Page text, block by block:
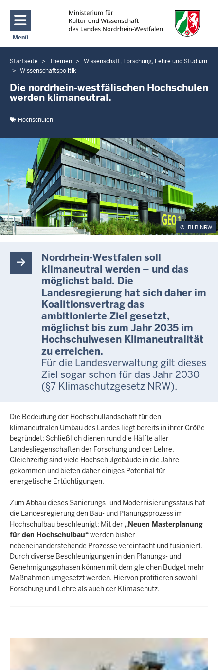
Direkt zum Inhalt
Menü
Navigation aktivieren/deaktivieren: Main Menu
Sie
befinden
sich
hier
Startseite Themen
Wissenschaft, Forschung, Lehre und Studium
Wissenschaftspolitik
Die nordrhein-westfälischen Hochschulen
werden klimaneutral.
Hochschulen
© BLB NRW
Nordrhein-Westfalen soll
klimaneutral werden – und das
möglichst bald. Die
Landesregierung hat sich daher im
Koalitionsvertrag das
ambitionierte Ziel gesetzt,
möglichst bis zum Jahr 2035 im
Hochschulwesen Klimaneutralität
zu erreichen.
Für die Landesverwaltung gilt dieses
Ziel sogar schon für das Jahr 2030
(§7 Klimaschutzgesetz NRW).
Die Bedeutung der Hochschullandschaft für den
klimaneutralen Umbau des Landes liegt bereits in ihrer Größe
begründet: Schließlich dienen rund die Hälfte aller
Landesliegenschaften der Forschung und der Lehre.
Gleichzeitig sind viele Hochschulgebäude in die Jahre
gekommen und bieten daher einiges Potential für
energetische Ertüchtigungen.
Zum Abbau dieses Sanierungs- und Modernisierungsstaus hat
die Landesregierung den Bau- und Planungsprozess im
Hochschulbau beschleunigt: Mit der„Neuen Masterplanung
für den Hochschulbau“werden bisher
nebeneinanderstehende Prozesse vereinfacht und fusioniert.
Durch diverse Beschleunigungen in den Planungs- und
Genehmigungsphasen können mit dem gleichen Budget mehr
Maßnahmen umgesetzt werden. Hiervon profitieren sowohl
Forschung und Lehre als auch der Klimaschutz.